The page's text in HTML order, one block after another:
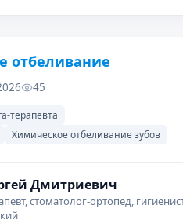
отбеливание
45
терапевта
Химическое отбеливание зубов
Дмитриевич
стоматолог-ортопед,